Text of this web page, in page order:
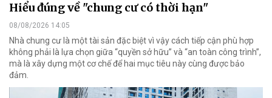
Hiểu đúng về "chung cư có thời hạn"
08/08/2026 14:05
Nhà chung cư là một tài sản đặc biệt vì vậy cách tiếp cận phù hợp
không phải là lựa chọn giữa “quyền sở hữu” và “an toàn công trình”,
mà là xây dựng một cơ chế để hai mục tiêu này cùng được bảo
đảm.